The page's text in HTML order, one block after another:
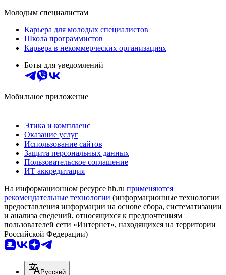
Молодым специалистам
Карьера для молодых специалистов
Школа программистов
Карьера в некоммерческих организациях
Боты для уведомлений
Мобильное приложение
Этика и комплаенс
Оказание услуг
Использование сайтов
Защита персональных данных
Пользовательское соглашение
ИТ аккредитация
На информационном ресурсе hh.ru применяются
рекомендательные технологии (информационные технологии
предоставления информации на основе сбора, систематизации
и анализа сведений, относящихся к предпочтениям
пользователей сети «Интернет», находящихся на территории
Российской Федерации)
Русский